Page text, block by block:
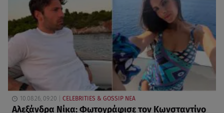
10.08.26, 09:20 CELEBRITIES & GOSSIP ΝΕΑ
Αλεξάνδρα Νίκα: Φωτογράφισε τον Κωνσταντίνο